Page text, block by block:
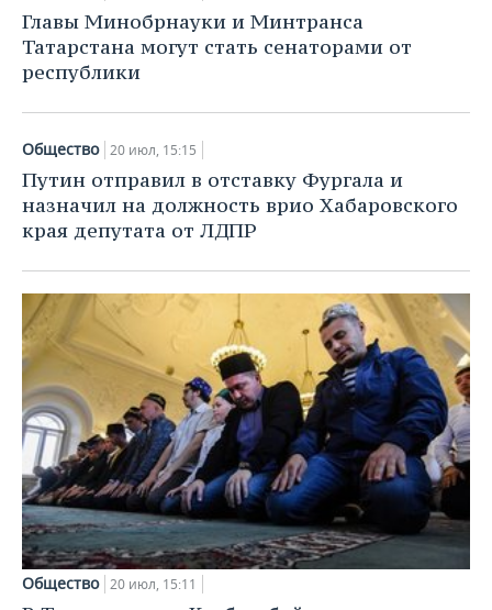
Главы Минобрнауки и Минтранса
Татарстана могут стать сенаторами от
республики
Общество 20 июл, 15:15
Путин отправил в отставку Фургала и
назначил на должность врио Хабаровского
края депутата от ЛДПР
Общество 20 июл, 15:11